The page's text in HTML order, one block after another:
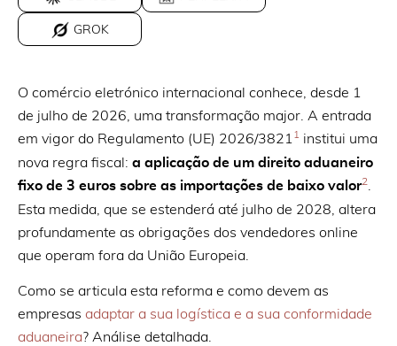
GROK
O comércio eletrónico internacional conhece, desde 1
de julho de 2026, uma transformação major. A entrada
em vigor do Regulamento (UE) 2026/3821 1 institui uma
nova regra fiscal: a aplicação de um direito aduaneiro
fixo de 3 euros sobre as importações de baixo valor2
Esta medida, que se estenderá até julho de 2028, altera
profundamente as obrigações dos vendedores online
que operam fora da União Europeia.
Como se articula esta reforma e como devem as
empresas adaptar a sua logística e a sua conformidade
aduaneira? Análise detalhada.